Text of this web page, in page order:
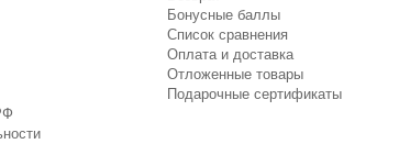
Бонусные баллы
Список сравнения
Оплата и доставка
Отложенные товары
Подарочные сертификаты